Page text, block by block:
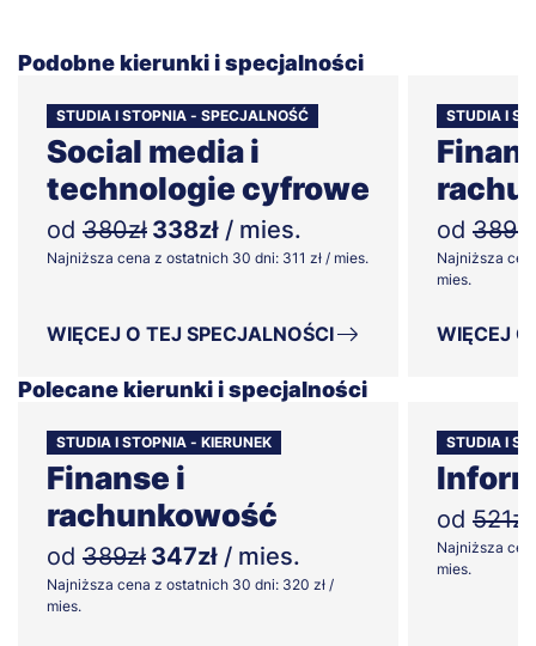
Podobne kierunki i specjalności
STUDIA I STOPNIA - SPECJALNOŚĆ
Social media i
technologie cyfrowe
od 380zł 338zł / mies.
Najniższa cena z ostatnich 30 dni: 311 zł / mies.
WIĘCEJ O TEJ SPECJALNOŚCI
STUDIA I
od 389zł
Najniższa
mies.
WIĘCEJ
Polecane kierunki i specjalności
STUDIA I STOPNIA - KIERUNEK
Finanse i
rachunkowość
od 389zł 347zł / mies.
Najniższa cena z ostatnich 30 dni: 320 zł /
mies.
STUDIA I
od 521zł
Najniższa
mies.